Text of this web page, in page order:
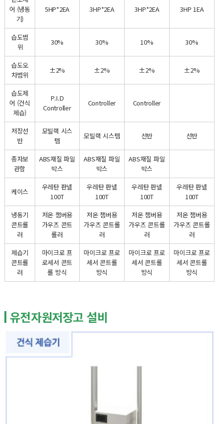
어 (냉동
기)
5HP*2EA 3HP*2EA 3HP*2EA 3HP 1EA
습도범
위
30% 30% 10% 30%
습도오
차범위
±2% ±2% ±2% ±2%
습도제
어 (건식
제습)
P.I.D
Controller
Controller Controller
저장선
반
모빌랙 시스
템
모빌랙 시스템 선반 선반
종자보
관함
ABS재질 파일
박스
ABS재질 파일
박스
ABS재질 파일
박스
케이스
우레탄 판넬
100T
우레탄 판넬
100T
우레탄 판넬
100T
우레탄 판넬
100T
냉동기
콘트롤
러
저온 챔버용
가우즈 콘트
롤러
저온 챔버용
가우즈 콘트롤
러
저온 챔버용
가우즈 콘트롤
러
저온 챔버용
가우즈 콘트롤
러
제습기
콘트롤
러
마이크로 프
로세서 콘트
롤 방식
마이크로 프로
세서 콘트롤
방식
마이크로 프로
세서 콘트롤
방식
마이크로 프로
세서 콘트롤
방식
유전자원저장고 설비